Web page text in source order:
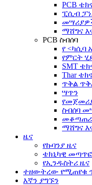
PCB
ፒሲብ
ማሸግና
PCB ስብሰባ
የ <ካሲባ
የምርት
SMT
Thar
ጥቅል
ሣጥን
ስብሰባ
ማሸግና
ዜና
የኩባንያ ዜና
ቴክኒካዊ
የኢንዱስትሪ ዜና
ተዘውትረው የሚጠየቁ
እኛን ያግኙን